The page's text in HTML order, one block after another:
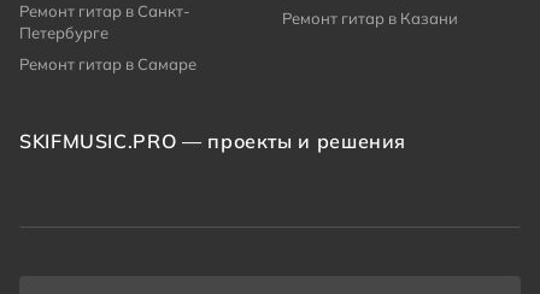
Ремонт гитар в Санкт-
Петербурге
Ремонт гитар в Казани
Ремонт гитар в Самаре
SKIFMUSIC.PRO — проекты и решения